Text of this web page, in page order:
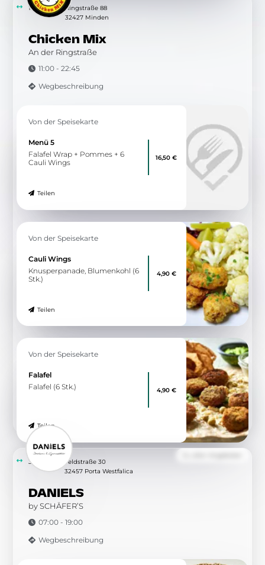
Chicken Mix
An der Ringstraße
11:00 - 22:45
Wegbeschreibung
1.02 km
Ringstraße 88
32427 Minden
Von der Speisekarte
Menü 5
Falafel Wrap + Pommes + 6
Cauli Wings
Teilen
16,50 €
Von der Speisekarte
Cauli Wings
Knusperpanade, Blumenkohl (6
Stk.)
Teilen
4,90 €
Von der Speisekarte
Falafel
Falafel (6 Stk.)
Teilen
4,90 €
DANIELS
by SCHÄFER’S
07:00 - 19:00
Wegbeschreibung
3.21 km
Feldstraße 30
32457 Porta Westfalica